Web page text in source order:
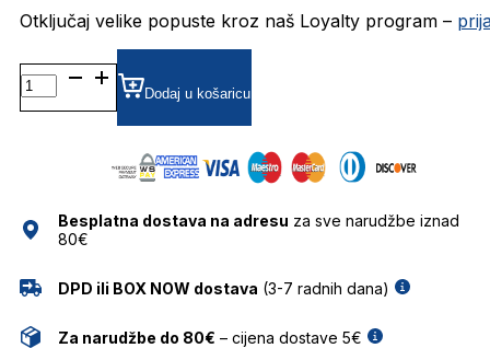
Otključaj velike popuste kroz naš Loyalty program –
CRL9166
GRADIJENT SUNČANE
NAOČALE
Dodaj u košaricu
Besplatna dostava na adresu za sve narudžbe iznad
80€
DPD ili BOX NOW dostava (3-7 radnih dana)
Za narudžbe do 80€ – cijena dostave 5€